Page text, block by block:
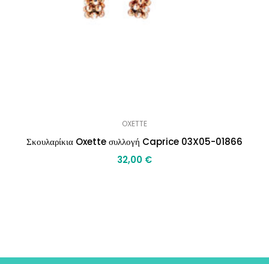
OXETTE
Σκουλαρίκια Oxette συλλογή Caprice 03X05-01866
32,00 €